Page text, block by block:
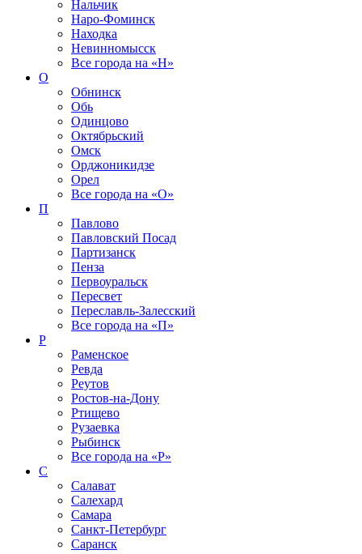
Нальчик
Наро-Фоминск
Находка
Невинномысск
Все города на «Н»
О
Обнинск
Обь
Одинцово
Октябрьский
Омск
Орджоникидзе
Орел
Все города на «О»
П
Павлово
Павловский Посад
Партизанск
Пенза
Первоуральск
Пересвет
Переславль-Залесский
Все города на «П»
Р
Раменское
Ревда
Реутов
Ростов-на-Дону
Ртищево
Рузаевка
Рыбинск
Все города на «Р»
С
Салават
Салехард
Самара
Санкт-Петербург
Саранск